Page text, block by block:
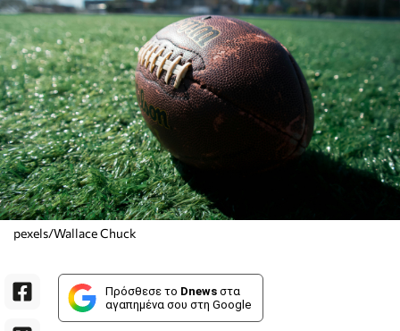
pexels/Wallace Chuck
Πρόσθεσε το Dnews στα
αγαπημένα σου στη Google